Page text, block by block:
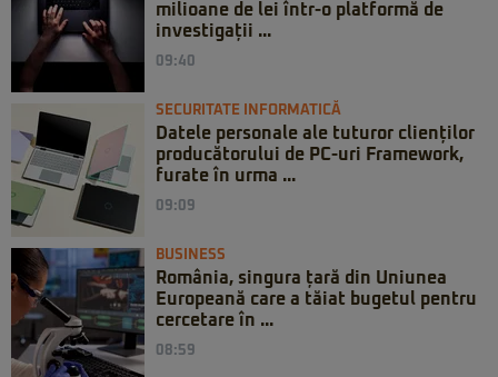
milioane de lei într-o platformă de
investigații ...
09:40
SECURITATE INFORMATICĂ
Datele personale ale tuturor clienților
producătorului de PC-uri Framework,
furate în urma ...
09:09
BUSINESS
România, singura țară din Uniunea
Europeană care a tăiat bugetul pentru
cercetare în ...
08:59